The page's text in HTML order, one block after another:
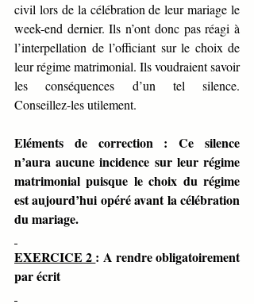
civil lors de la célébration de leur mariage le
week-end dernier. Ils n’ont donc pas réagi à
l’interpellation de l’officiant sur le choix de
leur régime matrimonial. Ils voudraient savoir
les conséquences d’un tel silence.
Conseillez-les utilement.
Eléments de correction : Ce silence
n’aura aucune incidence sur leur régime
matrimonial puisque le choix du régime
est aujourd’hui opéré avant la célébration
du mariage.
EXERCICE 2 : A rendre obligatoirement
par écrit